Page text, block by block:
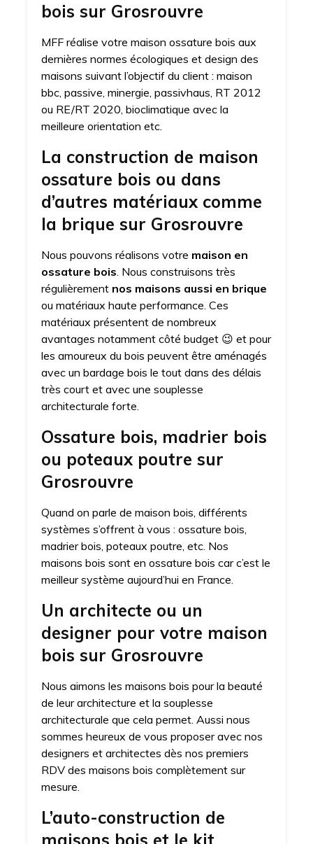
bois sur Grosrouvre
MFF réalise votre maison ossature bois aux
dernières normes écologiques et design des
maisons suivant l’objectif du client : maison
bbc, passive, minergie, passivhaus, RT 2012
ou RE/RT 2020, bioclimatique avec la
meilleure orientation etc.
La construction de maison
ossature bois ou dans
d’autres matériaux comme
la brique sur Grosrouvre
Nous pouvons réalisons votre maison en
ossature bois. Nous construisons très
régulièrement nos maisons aussi en brique
ou matériaux haute performance. Ces
matériaux présentent de nombreux
avantages notamment côté budget 😉 et pour
les amoureux du bois peuvent être aménagés
avec un bardage bois le tout dans des délais
très court et avec une souplesse
architecturale forte.
Ossature bois, madrier bois
ou poteaux poutre sur
Grosrouvre
Quand on parle de maison bois, différents
systèmes s’offrent à vous : ossature bois,
madrier bois, poteaux poutre, etc. Nos
maisons bois sont en ossature bois car c’est le
meilleur système aujourd’hui en France.
Un architecte ou un
designer pour votre maison
bois sur Grosrouvre
Nous aimons les maisons bois pour la beauté
de leur architecture et la souplesse
architecturale que cela permet. Aussi nous
sommes heureux de vous proposer avec nos
designers et architectes dès nos premiers
RDV des maisons bois complètement sur
mesure.
L’auto-construction de
maisons bois et le kit